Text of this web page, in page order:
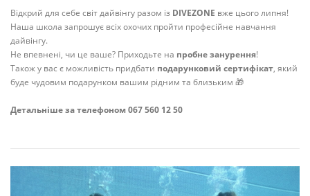
Відкрий для себе світ дайвінгу разом із DIVEZONE вже цього липня!
Наша школа запрошує всіх охочих пройти професійне навчання
дайвінгу.
Не впевнені, чи це ваше? Приходьте на пробне занурення!
Також у вас є можливість придбати подарунковий сертифікат, який
буде чудовим подарунком вашим рідним та близьким 🎁
Детальніше за телефоном 067 560 12 50